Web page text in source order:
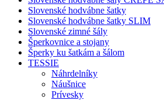
Slovenské hodvábne šatky
Slovenské hodvábne šatky SLIM
Slovenské zimné šály
Šperkovnice a stojany
Šperky ku šatkám a šálom
TESSIE
Náhrdelníky
Náušnice
Prívesky